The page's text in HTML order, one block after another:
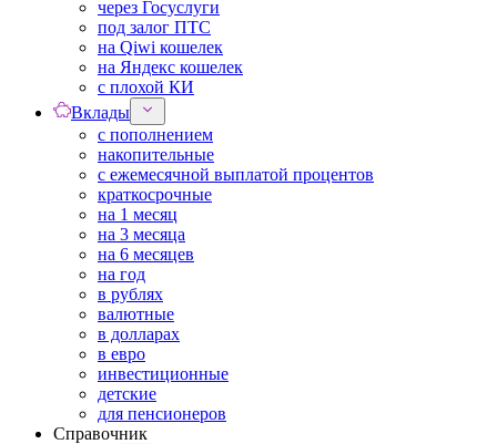
через Госуслуги
под залог ПТС
на Qiwi кошелек
на Яндекс кошелек
с плохой КИ
Вклады
с пополнением
накопительные
с ежемесячной выплатой процентов
краткосрочные
на 1 месяц
на 3 месяца
на 6 месяцев
на год
в рублях
валютные
в долларах
в евро
инвестиционные
детские
для пенсионеров
Справочник